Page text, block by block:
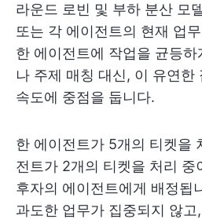
라운드 로빈 및 부하 분산 모
또는 각 에이전트의 현재 업
한 에이전트에 작업을 균등
나 주제 매칭 대신, 이 유연한
속도에 중점을 둡니다.
한 에이전트가 5개의 티켓을
전트가 2개의 티켓을 처리 중
후자의 에이전트에게 배정됩
과도한 업무가 집중되지 않